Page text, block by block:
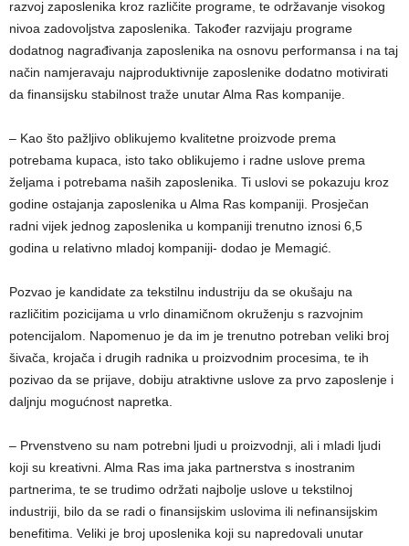
razvoj zaposlenika kroz različite programe, te održavanje visokog
nivoa zadovoljstva zaposlenika. Također razvijaju programe
dodatnog nagrađivanja zaposlenika na osnovu performansa i na taj
način namjeravaju najproduktivnije zaposlenike dodatno motivirati
da finansijsku stabilnost traže unutar Alma Ras kompanije.
– Kao što pažljivo oblikujemo kvalitetne proizvode prema
potrebama kupaca, isto tako oblikujemo i radne uslove prema
željama i potrebama naših zaposlenika. Ti uslovi se pokazuju kroz
godine ostajanja zaposlenika u Alma Ras kompaniji. Prosječan
radni vijek jednog zaposlenika u kompaniji trenutno iznosi 6,5
godina u relativno mladoj kompaniji- dodao je Memagić.
Pozvao je kandidate za tekstilnu industriju da se okušaju na
različitim pozicijama u vrlo dinamičnom okruženju s razvojnim
potencijalom. Napomenuo je da im je trenutno potreban veliki broj
šivača, krojača i drugih radnika u proizvodnim procesima, te ih
pozivao da se prijave, dobiju atraktivne uslove za prvo zaposlenje i
daljnju mogućnost napretka.
– Prvenstveno su nam potrebni ljudi u proizvodnji, ali i mladi ljudi
koji su kreativni. Alma Ras ima jaka partnerstva s inostranim
partnerima, te se trudimo održati najbolje uslove u tekstilnoj
industriji, bilo da se radi o finansijskim uslovima ili nefinansijskim
benefitima. Veliki je broj uposlenika koji su napredovali unutar